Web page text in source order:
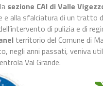
sezione CAI di Valle
e alla sfalciatura di un tratto
di pulizia e di
territorio del Comune di
negli anni passati, veniva
Val Grande.